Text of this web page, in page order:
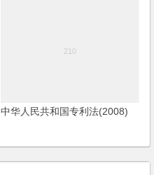
中华人民共和国专利法(2008)